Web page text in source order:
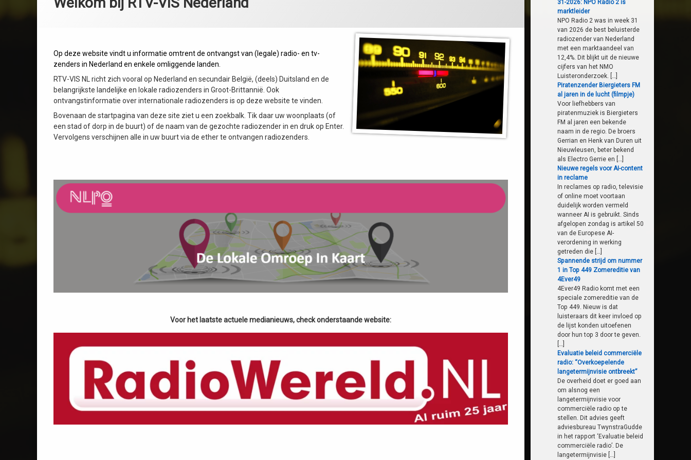
Op deze website vindt u informatie omtrent de ontvangst van (legale) radio- en tv-
zenders in Nederland en enkele omliggende landen.
RTV-VIS NL richt zich vooral op Nederland en secundair België, (deels) Duitsland en de
belangrijkste landelijke en lokale radiozenders in Groot-Brittannië. Ook
ontvangstinformatie over internationale radiozenders is op deze website te vinden.
Bovenaan de startpagina van deze site ziet u een zoekbalk. Tik daar uw woonplaats (of
een stad of dorp in de buurt) of de naam van de gezochte radiozender in en druk op Enter.
Vervolgens verschijnen alle in uw buurt via de ether te ontvangen radiozenders.
Voor het laatste actuele medianieuws, check onderstaande website:
31-2026: NPO Radio 2 is
marktleider
NPO Radio 2 was in week 31
van 2026 de best beluisterde
radiozender van Nederland
met een marktaandeel van
12,4%. Dit blijkt uit de nieuwe
cijfers van het NMO
Luisteronderzoek. […]
Piratenzender Biergieters FM
al jaren in de lucht (filmpje)
Voor liefhebbers van
piratenmuziek is Biergieters
FM al jaren een bekende
naam in de regio. De broers
Gerrian en Henk van Duren uit
Nieuwleusen, beter bekend
als Electro Gerrie en […]
Nieuwe regels voor AI-content
in reclame
In reclames op radio, televisie
of online moet voortaan
duidelijk worden vermeld
wanneer AI is gebruikt. Sinds
afgelopen zondag is artikel 50
van de Europese AI-
verordening in werking
getreden die […]
Spannende strijd om nummer
1 in Top 449 Zomereditie van
4Ever49
4Ever49 Radio komt met een
speciale zomereditie van de
Top 449. Nieuw is dat
luisteraars dit keer invloed op
de lijst konden uitoefenen
door hun top 3 door te geven.
[…]
Evaluatie beleid commerciële
radio: “Overkoepelende
langetermijnvisie ontbreekt”
De overheid doet er goed aan
om alsnog een
langetermijnvisie voor
commerciële radio op te
stellen. Dit advies geeft
adviesbureau TwynstraGudde
in het rapport ‘Evaluatie beleid
commerciële radio’. De
langetermijnvisie […]